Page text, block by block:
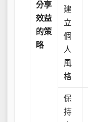
分享
效益
的策
略
建
立
個
人
風
格
保
持